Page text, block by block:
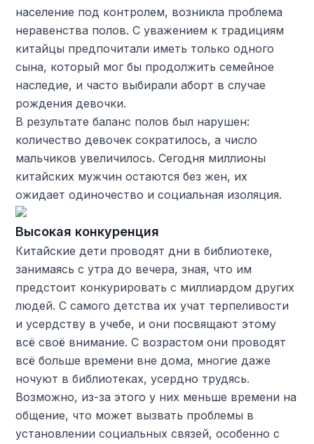
население под контролем, возникла проблема
неравенства полов. С уважением к традициям
китайцы предпочитали иметь только одного
сына, который мог бы продолжить семейное
наследие, и часто выбирали аборт в случае
рождения девочки.
В результате баланс полов был нарушен:
количество девочек сократилось, а число
мальчиков увеличилось. Сегодня миллионы
китайских мужчин остаются без жен, их
ожидает одиночество и социальная изоляция.
Высокая конкуренция
Китайские дети проводят дни в библиотеке,
занимаясь с утра до вечера, зная, что им
предстоит конкурировать с миллиардом других
людей. С самого детства их учат терпеливости
и усердству в учебе, и они посвящают этому
всё своё внимание. С возрастом они проводят
всё больше времени вне дома, многие даже
ночуют в библиотеках, усердно трудясь.
Возможно, из-за этого у них меньше времени на
общение, что может вызвать проблемы в
установлении социальных связей, особенно с